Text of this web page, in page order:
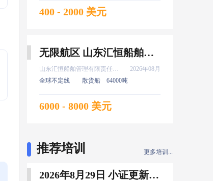
400 - 2000 美元
无限航区 山东汇恒船舶管理有限责任公司 大副 8月上船
山东汇恒船舶管理有限责任公司
2026年08月
全球不定线
散货船 64000吨
6000 - 8000 美元
推荐培训 更多培训...
2026年8月29日 小证更新 Z01Z02Z04